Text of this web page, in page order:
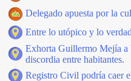
Delegado apuesta por la
Entre lo utópico y lo
Exhorta Guillermo Mejía a
discordia entre habitantes.
Registro Civil podría caer